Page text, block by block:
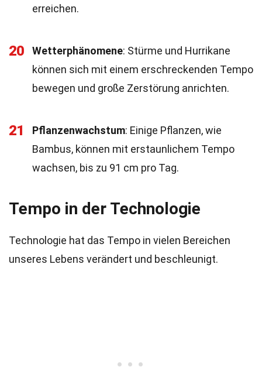
erreichen.
20 Wetterphänomene: Stürme und Hurrikane
können sich mit einem erschreckenden Tempo
bewegen und große Zerstörung anrichten.
21 Pflanzenwachstum: Einige Pflanzen, wie
Bambus, können mit erstaunlichem Tempo
wachsen, bis zu 91 cm pro Tag.
Tempo in der Technologie
Technologie hat das Tempo in vielen Bereichen
unseres Lebens verändert und beschleunigt.